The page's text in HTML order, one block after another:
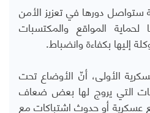
دورها في تعزيز الأمن
لحماية المواقع والمكتسبات
إليها بكفاءة وانضباط.
الأولى، أنّ الأوضاع تحت
التي يروج لها بعض ضعاف
أو حدوث اشتباكات مع